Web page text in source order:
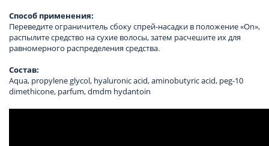
Способ применения:
Переведите ограничитель сбоку спрей-насадки в положение «On»,
распылите средство на сухие волосы, затем расчешите их для
равномерного распределения средства.
Состав:
Aqua, propylene glycol, hyaluronic acid, aminobutyric acid, peg-10
dimethicone, parfum, dmdm hydantoin